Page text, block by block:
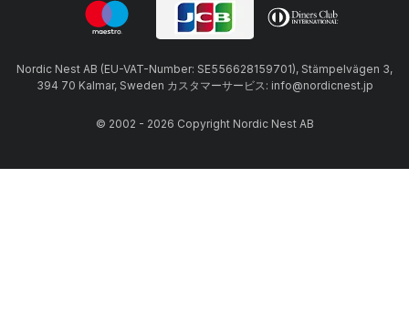
Nordic Nest AB (EU-VAT-Number: SE556628159701), Stämpelvägen 3,
394 70 Kalmar, Sweden カスタマーサービス: info@nordicnest.jp
© 2002 - 2026 Copyright Nordic Nest AB